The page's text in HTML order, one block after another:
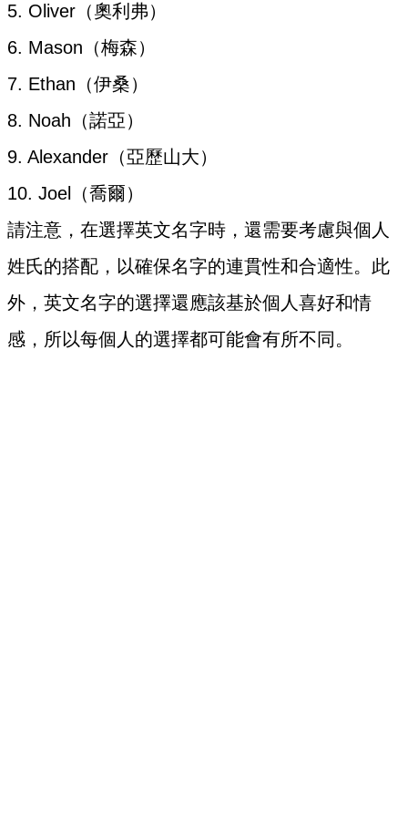
5. Oliver（奧利弗）
6. Mason（梅森）
7. Ethan（伊桑）
8. Noah（諾亞）
9. Alexander（亞歷山大）
10. Joel（喬爾）
請注意，在選擇英文名字時，還需要考慮與個人
姓氏的搭配，以確保名字的連貫性和合適性。此
外，英文名字的選擇還應該基於個人喜好和情
感，所以每個人的選擇都可能會有所不同。